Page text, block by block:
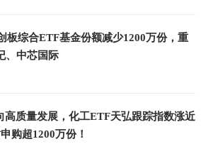
板综合ETF基金份额减少1200万份，重
、中芯国际
高质量发展，化工ETF天弘跟踪指数涨近
购超1200万份！